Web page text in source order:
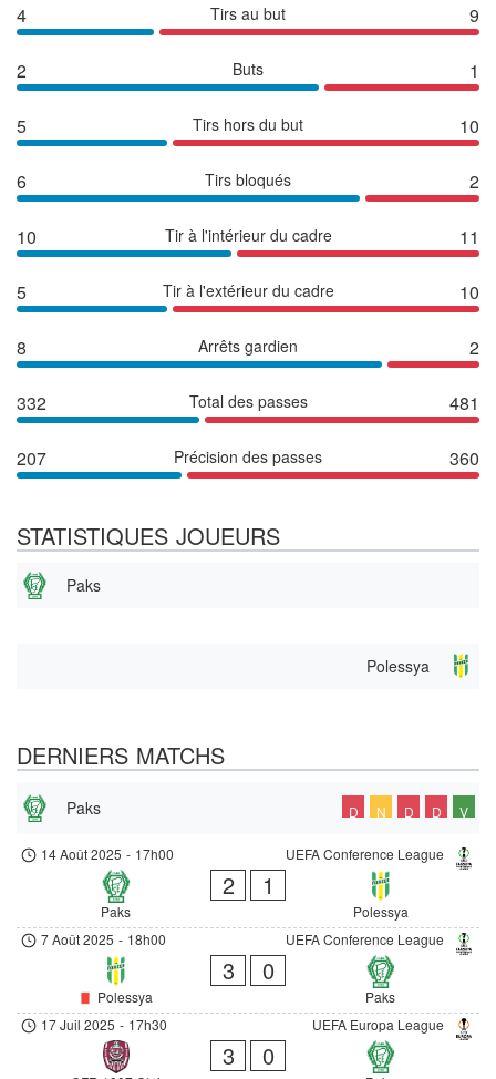
4 Tirs au but 9
2 Buts 1
5 Tirs hors du but 10
6 Tirs bloqués 2
10 Tir à l'intérieur du cadre 11
5 Tir à l'extérieur du cadre 10
8 Arrêts gardien 2
332 Total des passes 481
207 Précision des passes 360
STATISTIQUES JOUEURS
Paks
Polessya
DERNIERS MATCHS
Paks D N D D V
UEFA Conference League
14 Août 2025 - 17h00
Paks
2 1
Polessya
UEFA Conference League
7 Août 2025 - 18h00
Polessya
3 0
Paks
UEFA Europa League
17 Juil 2025 - 17h30
3 0